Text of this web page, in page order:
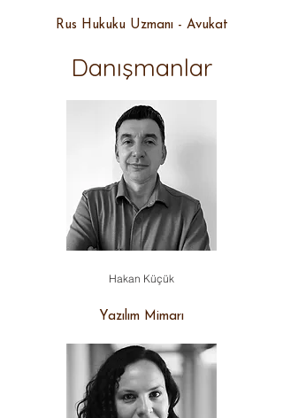
Rus Hukuku Uzmanı - Avukat
Danışmanlar
Hakan Küçük
Yazılım Mimarı